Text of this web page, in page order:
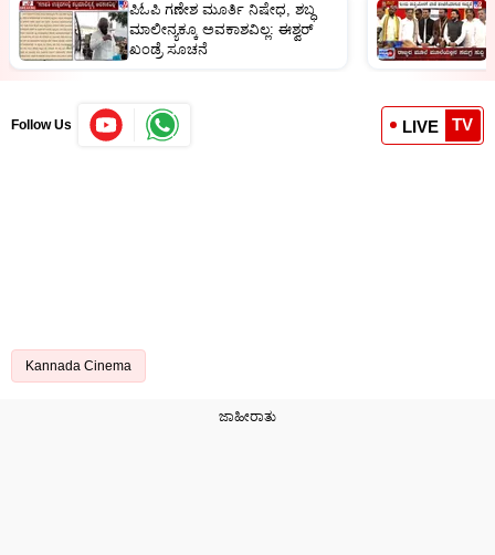
ಪಿಓಪಿ ಗಣೇಶ ಮೂರ್ತಿ ನಿಷೇಧ, ಶಬ್ಧ
ಮಾಲೀನ್ಯಕ್ಕೂ ಅವಕಾಶವಿಲ್ಲ: ಈಶ್ವರ್​​​​
ಖಂಡ್ರೆ ಸೂಚನೆ
Follow Us LIVE TV
Kannada Cinema